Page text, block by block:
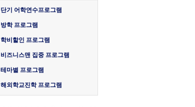
단기 어학연수프로그램
방학 프로그램
학비할인 프로그램
비즈니스맨 집중 프로그램
테마별 프로그램
해외학교진학 프로그램